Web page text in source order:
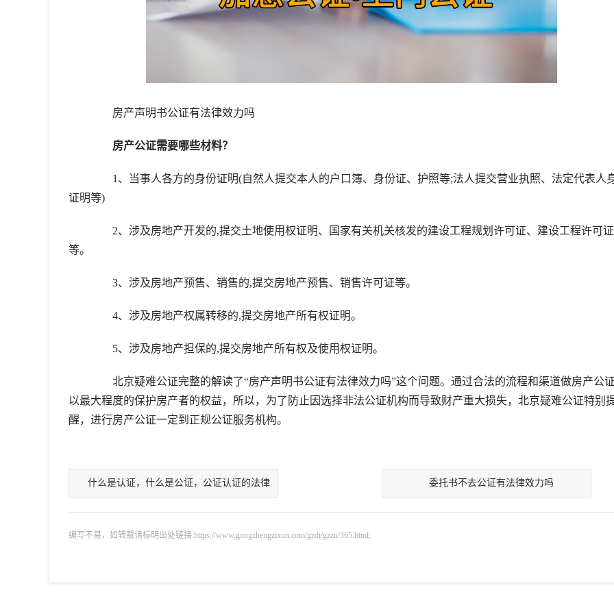
房产声明书公证有法律效力吗
房产公证需要哪些材料？
1、当事人各方的身份证明(自然人提交本人的户口簿、身份证、护照等;法人提交营业执照、法定代表人
证明等)
2、涉及房地产开发的,提交土地使用权证明、国家有关机关核发的建设工程规划许可证、建设工程许可证
等。
3、涉及房地产预售、销售的,提交房地产预售、销售许可证等。
4、涉及房地产权属转移的,提交房地产所有权证明。
5、涉及房地产担保的,提交房地产所有权及使用权证明。
北京疑难公证完整的解读了“房产声明书公证有法律效力吗”这个问题。通过合法的流程和渠道做房产公
以最大程度的保护房产者的权益，所以，为了防止因选择非法公证机构而导致财产重大损失，北京疑难公证特别
醒，进行房产公证一定到正规公证服务机构。
什么是认证，什么是公证，公证认证的法律 委托书不去公证有法律效力吗
编写不易，如转载请标明出处链接:https://www.gongzhengzixun.com/gzdt/gzzn/365.html;